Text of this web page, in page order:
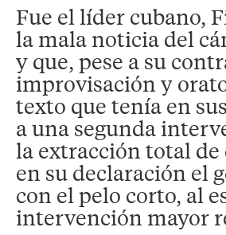
Fue el líder cubano,
la mala noticia del
y que, pese a su
improvisación y
texto que tenía en
a una segunda
la extracción total
en su declaración el
con el pelo corto, al
intervención mayor